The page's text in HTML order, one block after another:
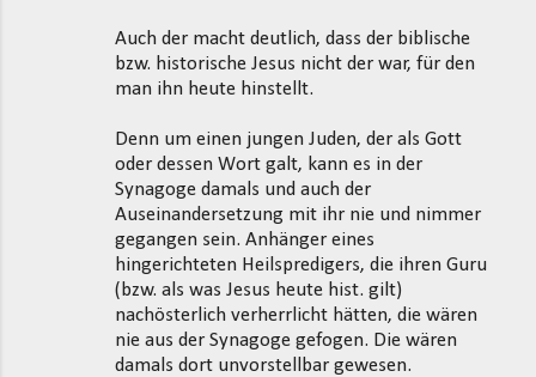
Auch der macht deutlich, dass der biblische
bzw. historische Jesus nicht der war, für den
man ihn heute hinstellt.
Denn um einen jungen Juden, der als Gott
oder dessen Wort galt, kann es in der
Synagoge damals und auch der
Auseinandersetzung mit ihr nie und nimmer
gegangen sein. Anhänger eines
hingerichteten Heilspredigers, die ihren Guru
(bzw. als was Jesus heute hist. gilt)
nachösterlich verherrlicht hätten, die wären
nie aus der Synagoge gefogen. Die wären
damals dort unvorstellbar gewesen.